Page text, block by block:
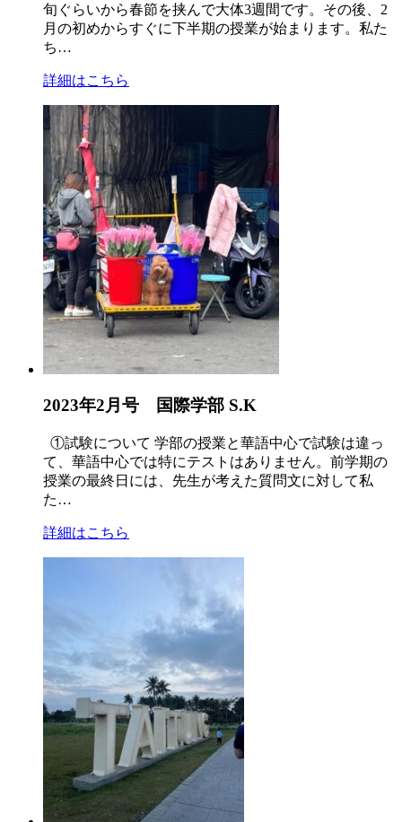
旬ぐらいから春節を挟んで大体3週間です。その後、2
月の初めからすぐに下半期の授業が始まります。私た
ち…
詳細はこちら
2023年2月号 国際学部 S.K
①試験について 学部の授業と華語中心で試験は違っ
て、華語中心では特にテストはありません。前学期の
授業の最終日には、先生が考えた質問文に対して私
た…
詳細はこちら